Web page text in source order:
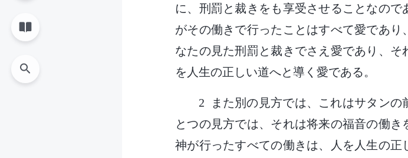
に、刑罰と裁きをも享受させることなの
がその働きで行ったことはすべて愛であ
なたの見た刑罰と裁きでさえ愛であり、
を人生の正しい道へと導く愛である。
2 また別の見方では、これはサタン
とつの見方では、それは将来の福音の働き
神が行ったすべての働きは、人を人生の正